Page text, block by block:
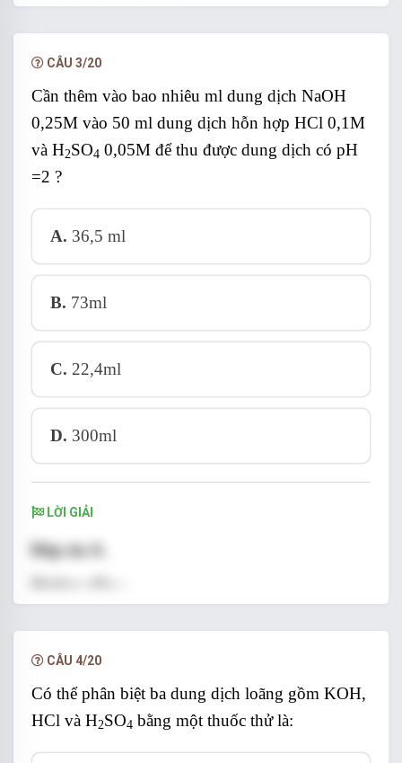
Mg 2+ + 2OH
Fe3+ + 3OH- →Fe(OH) 3↓nâu đỏ
Al3++ 3OH- →Al(OH) ↓
Al(OH)
CÂU 3/20
Cần thêm vào bao nhiêu ml dung dịch NaOH
0,25M vào 50 ml dung dịch hỗn hợp HCl 0,1M
và H2SO4 0,05M để thu được dung dịch có pH
=2 ?
A. 36,5 ml
B. 73ml
C. 22,4ml
D. 300ml
LỜI GIẢI
Đáp án A.
CÂU 4/20
Có thể phân biệt ba dung dịch loãng gồm KOH,
HCl và H2SO4 bằng một thuốc thử là: